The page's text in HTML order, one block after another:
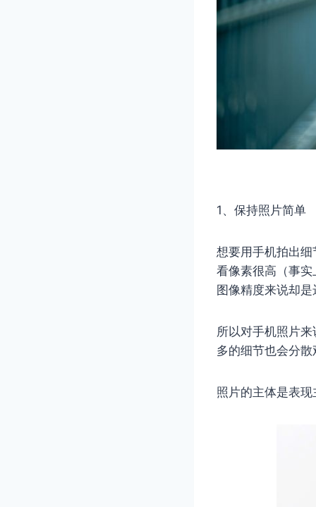
1、保持照片简单
想要用手机拍出
看像素很高（事
图像精度来说却
所以对手机照片
多的细节也会分
照片的主体是表